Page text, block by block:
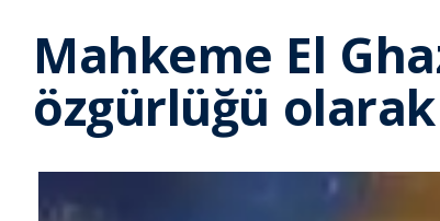
Mahkeme El
özgürlüğü